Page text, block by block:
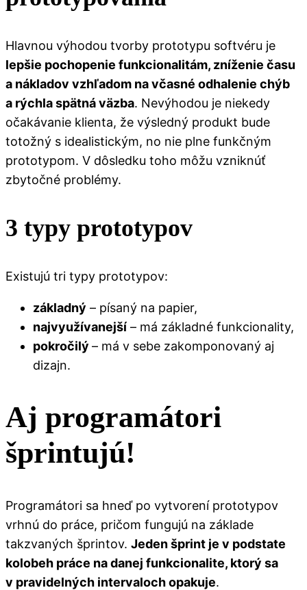
Hlavnou výhodou tvorby prototypu softvéru je
lepšie pochopenie funkcionalitám, zníženie času
a nákladov vzhľadom na včasné odhalenie chýb
a rýchla spätná väzba. Nevýhodou je niekedy
očakávanie klienta, že výsledný produkt bude
totožný s idealistickým, no nie plne funkčným
prototypom. V dôsledku toho môžu vzniknúť
zbytočné problémy.
3 typy prototypov
Existujú tri typy prototypov:
základný – písaný na papier,
najvyužívanejší – má základné funkcionality,
pokročilý – má v sebe zakomponovaný aj
dizajn.
Aj programátori
šprintujú!
Programátori sa hneď po vytvorení prototypov
vrhnú do práce, pričom fungujú na základe
takzvaných šprintov. Jeden šprint je v podstate
kolobeh práce na danej funkcionalite, ktorý sa
v pravidelných intervaloch opakuje.